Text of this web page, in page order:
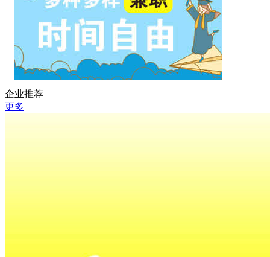
企业推荐
更多